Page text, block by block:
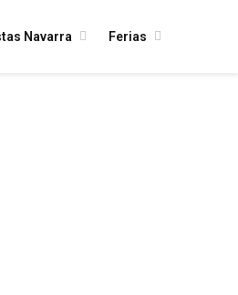
Navarra Ferias